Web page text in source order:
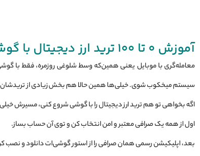
آموزش 0 تا 100 ترید ارز دیجیتال با گوشی
معامله‌گری با موبایل یعنی همین‌که وسط شلوغی روزمره، فقط با
سیستم میخکوب شوی. خیلی‌ها همین حالا هم بخش زیادی از تریدشان را
اگه بخواهی تو هم ترید ارز دیجیتال را با گوشی شروع کنی، مسیرش
اول از همه یک صرافی معتبر و امن انتخاب کن و توی آن حساب بساز.
بعد، اپلیکیشن رسمی همان صرافی را از استور گوشی‌ات دانلود و نصب